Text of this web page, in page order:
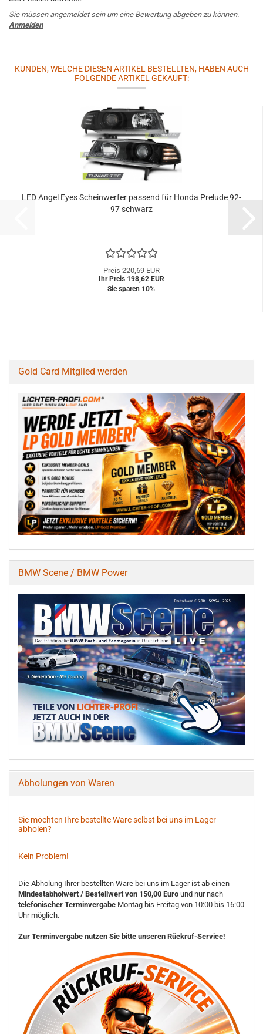
Sie müssen angemeldet sein um eine Bewertung abgeben zu können.
Anmelden
KUNDEN, WELCHE DIESEN ARTIKEL BESTELLTEN, HABEN AUCH
FOLGENDE ARTIKEL GEKAUFT:
LED Angel Eyes Scheinwerfer passend für Honda Prelude 92-
97 schwarz
Preis 220,69 EUR
Ihr Preis 198,62 EUR
Sie sparen 10%
Gold Card Mitglied werden
BMW Scene / BMW Power
Abholungen von Waren
Sie möchten Ihre bestellte Ware selbst bei uns im Lager
abholen?
Kein Problem!
Die Abholung Ihrer bestellten Ware bei uns im Lager ist ab einen
Mindestabholwert / Bestellwert von 150,00 Euro und nur nach
telefonischer Terminvergabe Montag bis Freitag von 10:00 bis 16:00
Uhr möglich.
Zur Terminvergabe nutzen Sie bitte unseren Rückruf-Service!